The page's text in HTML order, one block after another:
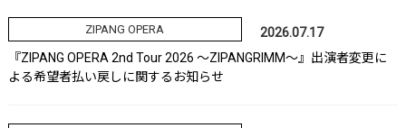
ZIPANG OPERA
2026.07.17
『ZIPANG OPERA 2nd Tour 2026 ～ZIPANGRIMM～』出演者変更に
よる希望者払い戻しに関するお知らせ